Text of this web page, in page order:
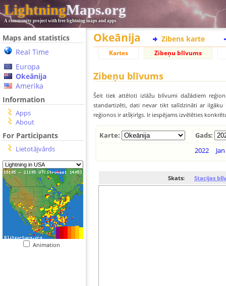
LightningMaps.org
A community project with free lightning maps and apps
Maps and statistics
Real Time
Europa
Okeānija
Amerika
Information
Apps
About
For Participants
Lietotājvārds
Animation
Okeānija Zibens karte
Kartes Zibeņu blīvums
Zibeņu blīvums
Šeit tiek attēloti izlāžu blīvumi dažādiem
standartizēti, dati nevar tikt salīdzināti ar ilgāku
reģionos ir atšķirīgs. Ir iespējams izvēlēties
Karte:
Gads:
2022
Jan
Skats: Stacijas